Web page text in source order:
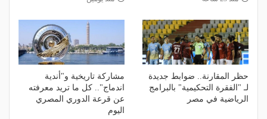
حظر المقارنة.. ضوابط جديدة
لـ "الفقرة التحكيمية" بالبرامج
الرياضية في مصر
مشاركة تاريخية و"أندية
اندماج".. كل ما تريد معرفته
عن قرعة الدوري المصري
اليوم